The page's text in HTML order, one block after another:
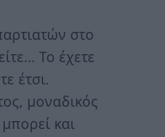
στο
Το έχετε
έτσι.
μοναδικός
και